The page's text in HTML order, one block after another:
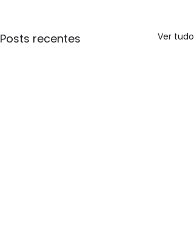
Posts recentes Ver tudo